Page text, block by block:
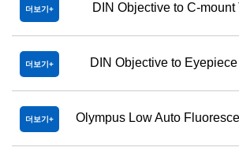
더보기 DIN Objective to C-
더보기 DIN Objective to
더보기 Olympus Low Auto